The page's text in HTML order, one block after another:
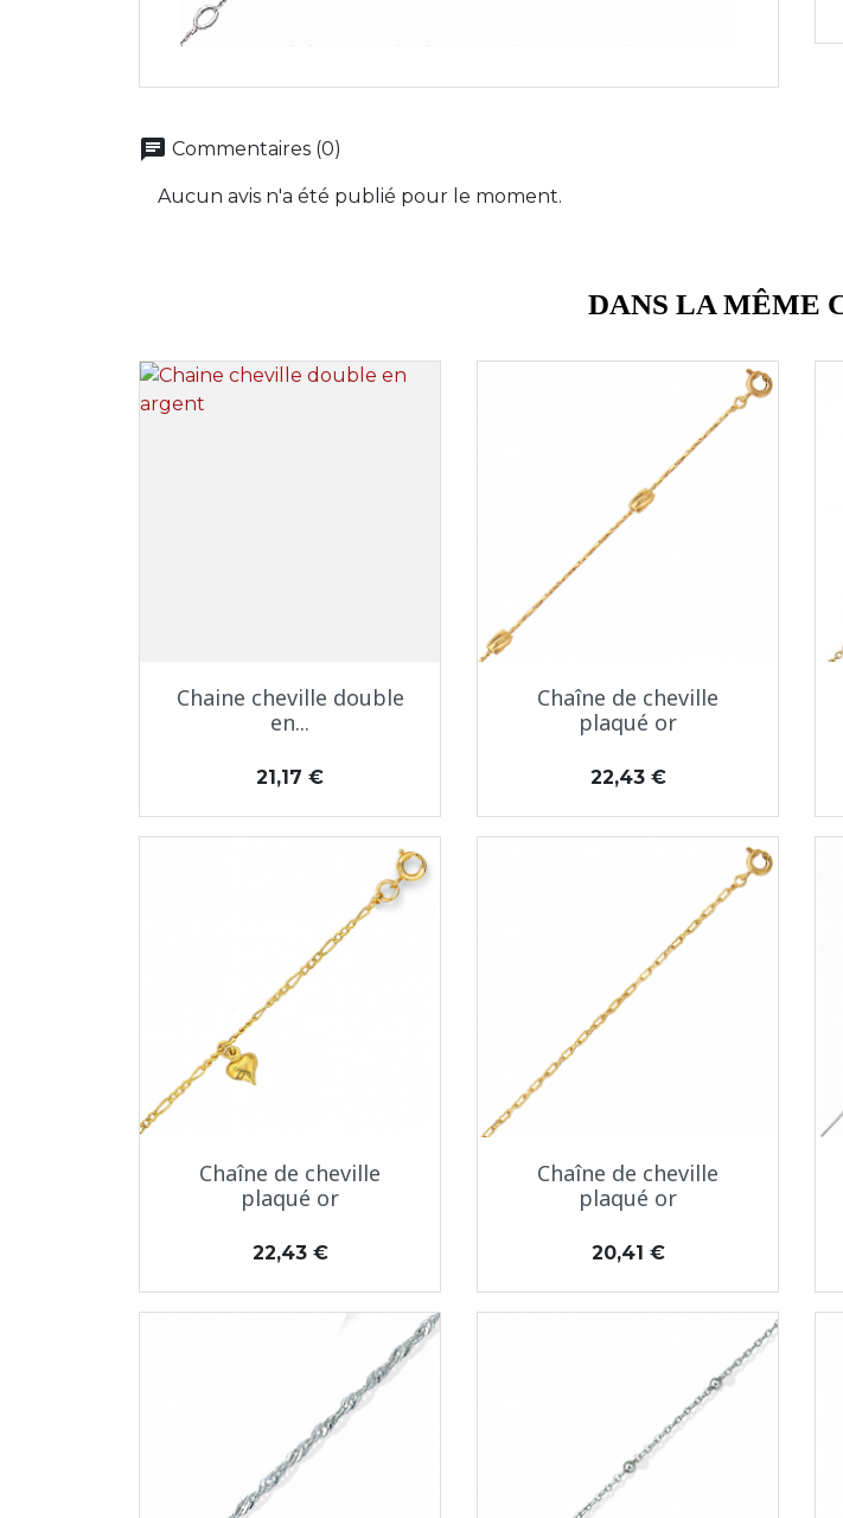
chat Commentaires (0)
Aucun avis n'a été publié pour le moment.
DANS LA MÊME
Aperçu rapide
Chaine cheville double
en...
Prix
21,17 €
Aperçu rapide
Chaîne de cheville
plaqué or
Prix
22,43 €
Aperçu rapide
Chaîne de cheville
plaqué or
Prix
22,43 €
Aperçu rapide
Chaîne de cheville
plaqué or
Prix
20,41 €